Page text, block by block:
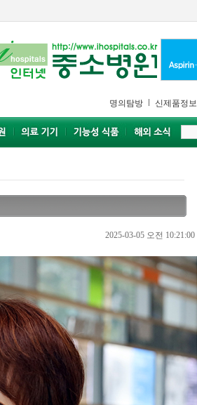
명의탐방 신제품정보
2025-03-05 오전 10:21:00